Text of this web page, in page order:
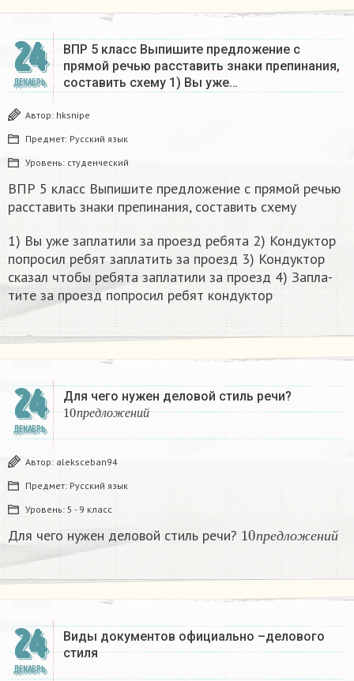
24
ДЕКАБРЬ
ВПР 5 класс Выпишите предложение с
прямой речью расставить знаки препинания,
составить схему 1) Вы уже…
Автор: hksnipe
Предмет: Русский язык
Уровень: студенческий
ВПР 5 класс Выпишите предложение с прямой речью
расставить знаки препинания, составить схему
1) Вы уже за­пла­ти­ли за про­езд ре­бя­та 2) Кон­дук­тор
по­про­сил ребят за­пла­тить за про­езд 3) Кон­дук­тор
ска­зал чтобы ре­бя­та за­пла­ти­ли за про­езд 4) За­пла­
ти­те за про­езд по­про­сил ребят кон­дук­тор​
24
ДЕКАБРЬ
Для чего нужен деловой стиль речи?
пр е дл о ж е н и й
10 ед ж н
Автор: aleksceban94
Предмет: Русский язык
Уровень: 5 - 9 класс
Для чего нужен деловой стиль речи? п р е дл о ж е н и й
10 д ий
24
ДЕКАБРЬ
Виды документов официально –делового
стиля